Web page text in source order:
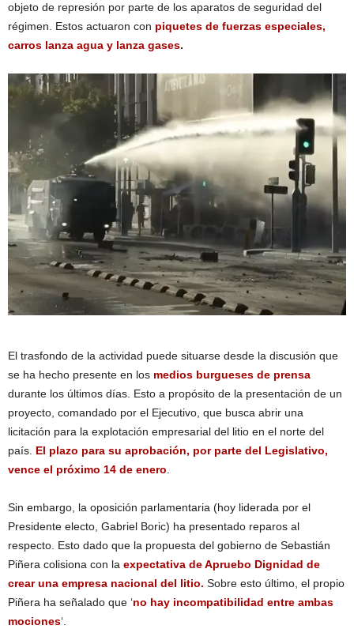
objeto de represión por parte de los aparatos de seguridad del
régimen. Estos actuaron con piquetes de fuerzas especiales,
carros lanza agua y lanza gases.
El trasfondo de la actividad puede situarse desde la discusión que
se ha hecho presente en los medios burgueses de prensa
durante los últimos días. Esto a propósito de la presentación de un
proyecto, comandado por el Ejecutivo, que busca abrir una
licitación para la explotación empresarial del litio en el norte del
país. El plazo para su aprobación, por parte del Legislativo,
vence el próximo 14 de enero
Sin embargo, la oposición parlamentaria (hoy liderada por el
Presidente electo, Gabriel Boric) ha presentado reparos al
respecto. Esto dado que la propuesta del gobierno de Sebastián
Piñera colisiona con la expectativa de Apruebo Dignidad de
crear una empresa nacional del litio. Sobre esto último, el propio
Piñera ha señalado que ‘no hay incompatibilidad entre ambas
mociones‘.